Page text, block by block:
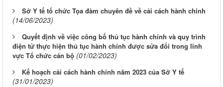
Sở Y tế tổ chức Tọa đàm chuyên đề về cải cách hành chính
(14/06/2023)
Quyết định về việc công bố thủ tục hành chính và quy trình
điện tử thực hiện thủ tục hành chính được sửa đổi trong lĩnh
vực Tổ chức cán bộ (01/02/2023)
Kế hoạch cải cách hành chính năm 2023 của Sở Y tế
(31/01/2023)